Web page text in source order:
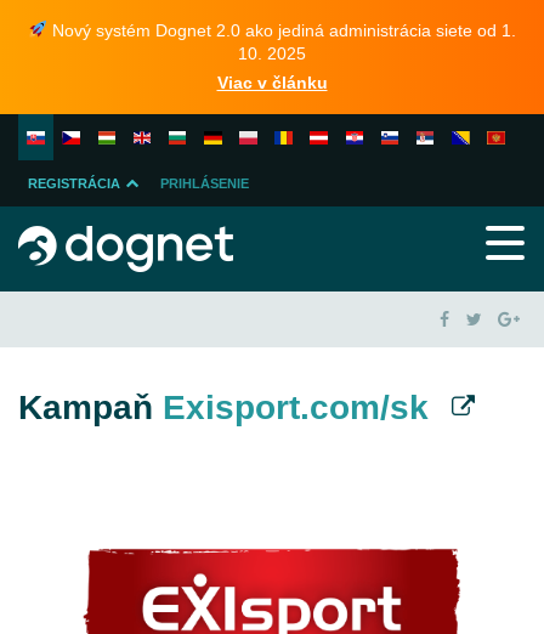
Nový systém Dognet 2.0 ako jediná administrácia siete od 1.
10. 2025
Viac v článku
REGISTRÁCIA
INZERENTA
PRIHLÁSENIE
Kampaň Exisport.com/sk